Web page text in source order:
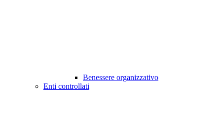
Benessere organizzativo
Enti controllati